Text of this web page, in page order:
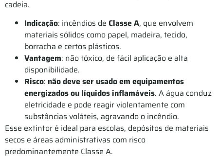
cadeia.
Indicação: incêndios de Classe A, que envolvem
materiais sólidos como papel, madeira, tecido,
borracha e certos plásticos.
Vantagem: não tóxico, de fácil aplicação e alta
disponibilidade.
Risco: não deve ser usado em equipamentos
energizados ou líquidos inflamáveis. A água conduz
eletricidade e pode reagir violentamente com
substâncias voláteis, agravando o incêndio.
Esse extintor é ideal para escolas, depósitos de materiais
secos e áreas administrativas com risco
predominantemente Classe A.